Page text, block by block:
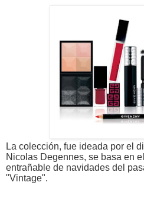
La colección, fue ideada por el
Nicolas Degennes, se basa en
entrañable de navidades del
"Vintage".